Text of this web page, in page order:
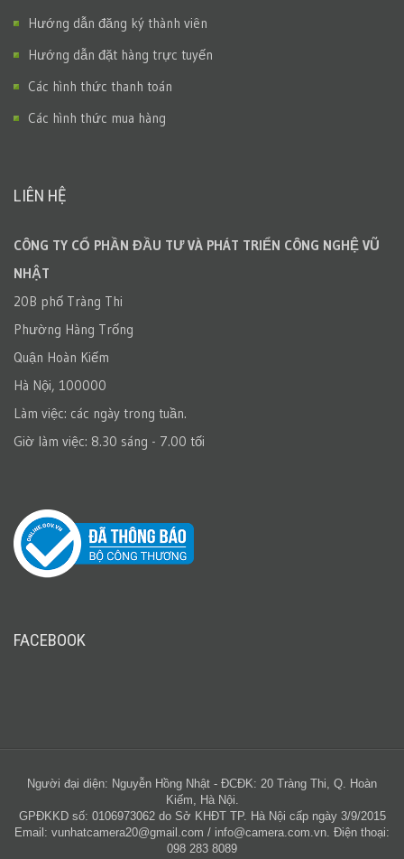
Hướng dẫn đăng ký thành viên
Hướng dẫn đặt hàng trực tuyến
Các hình thức thanh toán
Các hình thức mua hàng
LIÊN HỆ
CÔNG TY CỔ PHẦN ĐẦU TƯ VÀ PHÁT TRIỂN CÔNG NGHỆ VŨ
NHẬT
20B phố Tràng Thi
Phường Hàng Trống
Quận Hoàn Kiếm
Hà Nội, 100000
Làm việc: các ngày trong tuần.
Giờ làm việc: 8.30 sáng - 7.00 tối
FACEBOOK
Người đại diện: Nguyễn Hồng Nhật - ĐCĐK: 20 Tràng Thi, Q. Hoàn
Kiếm, Hà Nội.
GPĐKKD số: 0106973062 do Sở KHĐT TP. Hà Nội cấp ngày 3/9/2015
Email: vunhatcamera20@gmail.com / info@camera.com.vn . Điện thoại:
098 283 8089